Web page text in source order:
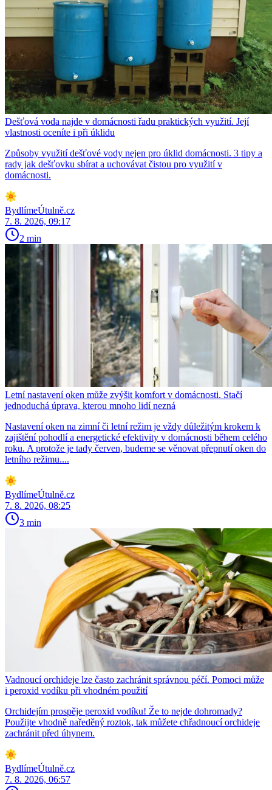
Dešťová voda najde v domácnosti řadu praktických využití. Její
vlastnosti oceníte i při úklidu
Způsoby využití dešťové vody nejen pro úklid domácnosti. 3 tipy a
rady jak dešťovku sbírat a uchovávat čistou pro využití v
domácnosti.
BydlímeÚtulně.cz
7. 8. 2026, 09:17
2 min
Letní nastavení oken může zvýšit komfort v domácnosti. Stačí
jednoduchá úprava, kterou mnoho lidí nezná
Nastavení oken na zimní či letní režim je vždy důležitým krokem k
zajištění pohodlí a energetické efektivity v domácnosti během celého
roku. A protože je tady červen, budeme se věnovat přepnutí oken do
letního režimu....
BydlímeÚtulně.cz
7. 8. 2026, 08:25
3 min
Vadnoucí orchideje lze často zachránit správnou péčí. Pomoci může
i peroxid vodíku při vhodném použití
Orchidejím prospěje peroxid vodíku! Že to nejde dohromady?
Použijte vhodně naředěný roztok, tak můžete chřadnoucí orchideje
zachránit před úhynem.
BydlímeÚtulně.cz
7. 8. 2026, 06:57